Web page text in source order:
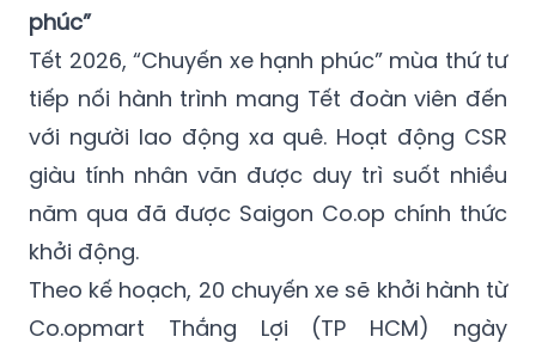
phúc”
Tết 2026, “Chuyến xe hạnh phúc” mùa thứ tư
tiếp nối hành trình mang Tết đoàn viên đến
với người lao động xa quê. Hoạt động CSR
giàu tính nhân văn được duy trì suốt nhiều
năm qua đã được Saigon Co.op chính thức
khởi động.
Theo kế hoạch, 20 chuyến xe sẽ khởi hành từ
Co.opmart Thắng Lợi (TP HCM) ngày